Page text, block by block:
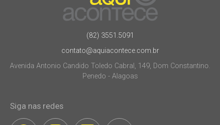
(82) 3551.5091
contato@aquiacontece.com.br
Avenida Antonio Candido Toledo Cabral, 149, Dom Constantino.
Penedo - Alagoas
Siga nas redes